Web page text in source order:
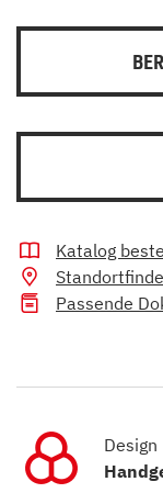
Katalog
Passende
Design